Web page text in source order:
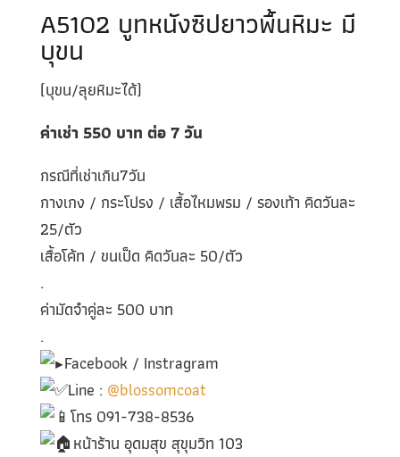
A5102 บูทหนังซิปยาวพื้นหิมะ มี
บุขน
(บุขน/ลุยหิมะได้)
ค่าเช่า 550 บาท ต่อ 7 วัน
กรณีที่เช่าเกิน7วัน
กางเกง / กระโปรง / เสื้อไหมพรม / รองเท้า คิดวันละ
25/ตัว
เสื้อโค้ท / ขนเป็ด คิดวันละ 50/ตัว
.
ค่ามัดจำคู่ละ 500 บาท
.
Facebook / Instragram
Line : @blossomcoat
โทร 091-738-8536
หน้าร้าน อุดมสุข สุขุมวิท 103